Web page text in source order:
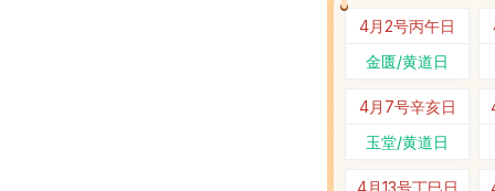
4月2号丙午日
金匮/黄道日
4月7号辛亥日
玉堂/黄道日
4月13号丁巳日